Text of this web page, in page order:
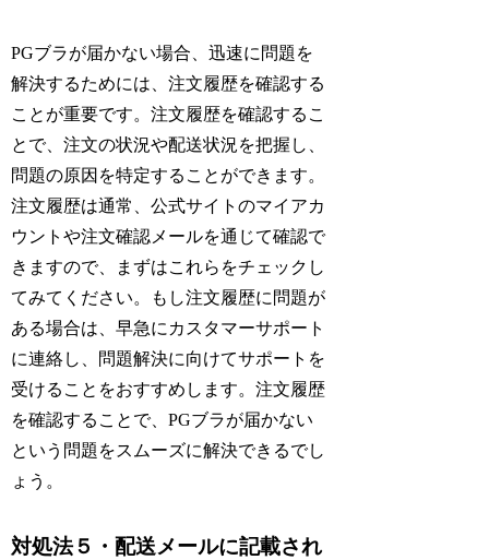
PGブラが届かない場合、迅速に問題を
解決するためには、注文履歴を確認する
ことが重要です。注文履歴を確認するこ
とで、注文の状況や配送状況を把握し、
問題の原因を特定することができます。
注文履歴は通常、公式サイトのマイアカ
ウントや注文確認メールを通じて確認で
きますので、まずはこれらをチェックし
てみてください。もし注文履歴に問題が
ある場合は、早急にカスタマーサポート
に連絡し、問題解決に向けてサポートを
受けることをおすすめします。注文履歴
を確認することで、PGブラが届かない
という問題をスムーズに解決できるでし
ょう。
対処法５・配送メールに記載され